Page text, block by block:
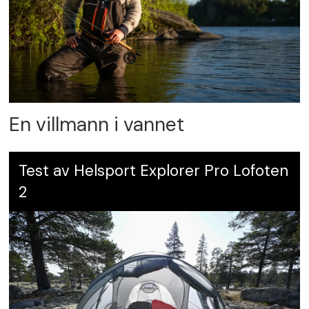
En villmann i vannet
Test av Helsport Explorer Pro Lofoten
2